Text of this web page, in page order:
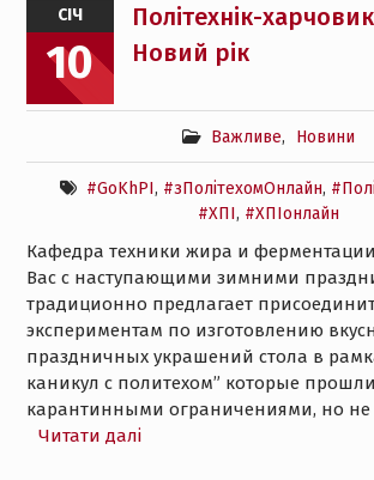
СІЧ
10
Політехнік-
Новий рік
Важливе, Новини
#GoKhPI, #зПолітехомОнлайн,
#ХПІ, #ХПІонлайн
Кафедра техники жира и ферментации
Вас с наступающими зимними
традиционно предлагает
экспериментам по изготовлению
праздничных украшений стола в
каникул с политехом” которые
карантинными ограничениями, но не
Читати далі